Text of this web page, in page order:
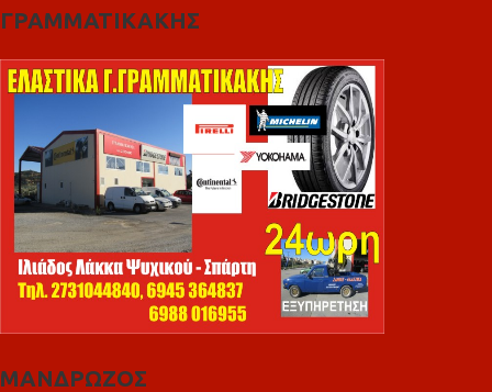
ΓΡΑΜΜΑΤΙΚΑΚΗΣ
ΜΑΝΔΡΩΖΟΣ